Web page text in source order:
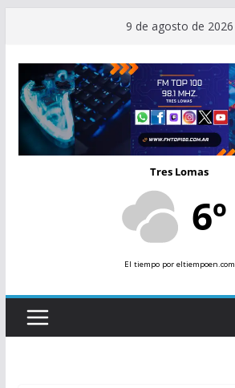
contenido
9 de agosto de 2026
Tres Lomas
6º
El tiempopor eltiempoen.com